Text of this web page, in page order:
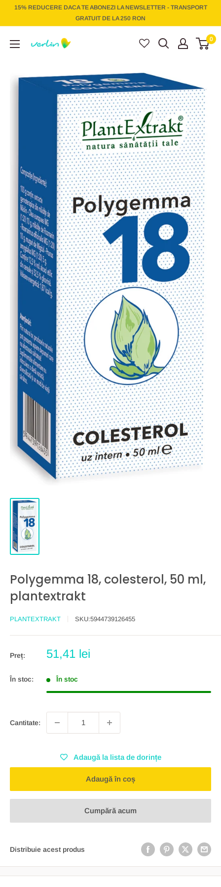
15% REDUCERE DACA TE ABONEZI LA NEWSLETTER - TRANSPORT
GRATUIT DE LA 250 RON
0
Polygemma 18, colesterol, 50 ml,
plantextrakt
PLANTEXTRAKT SKU:5944739126455
Preț:
Preț
51,41 lei
În stoc: În stoc
Cantitate:
Adaugă la lista de dorințe
Adaugă în coș
Cumpără acum
Distribuie acest produs